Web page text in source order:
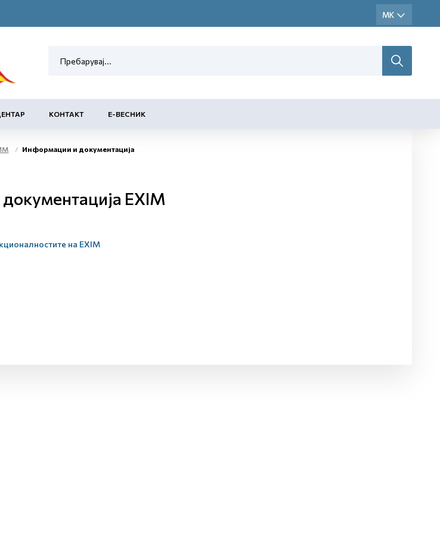
КОНТАКТ Е-ВЕСНИК
Информации и документација
EXIM
на EXIM